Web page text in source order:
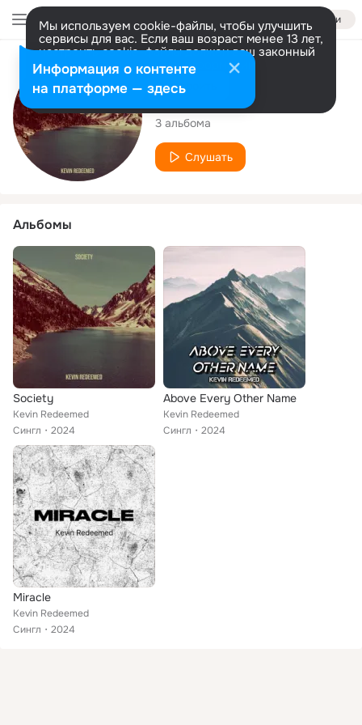
Войти
Мы используем cookie-файлы, чтобы улучшить
сервисы для вас. Если ваш возраст менее 13 лет,
настроить cookie-файлы должен ваш законный
представитель. Больше информации
Разрешить все Настроить
Исполнитель
Kevin Redeemed
3 альбома
Слушать
Альбомы
Society
Kevin Redeemed
Сингл
2024
Above Every Other Name
Kevin Redeemed
Сингл
2024
Miracle
Kevin Redeemed
Сингл
2024
Информация о контенте
на платформе — здесь